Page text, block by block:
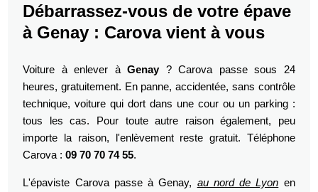
Débarrassez-vous de votre épave
à Genay : Carova vient à vous
Voiture à enlever àGenay? Carova passe sous 24
heures, gratuitement. En panne, accidentée, sans contrôle
technique, voiture qui dort dans une cour ou un parking :
tous les cas. Pour toute autre raison également, peu
importe la raison, l'enlèvement reste gratuit. Téléphone
Carova :09 70 70 74 55.
L'épaviste Carova passe à Genay, au nord de Lyon en